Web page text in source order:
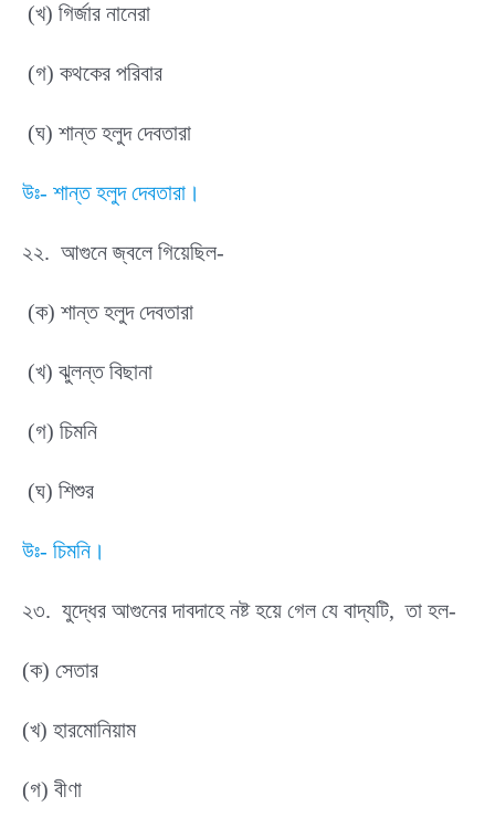
(খ) গির্জার নানেরা
(গ) কথকের পরিবার
(ঘ) শান্ত হলুদ দেবতারা
উঃ- শান্ত হলুদ দেবতারা।
২২. আগুনে জ্বলে গিয়েছিল-
(ক) শান্ত হলুদ দেবতারা
(খ) ঝুলন্ত বিছানা
(গ) চিমনি
(ঘ) শিশুর
উঃ- চিমনি।
২৩. যুদ্ধের আগুনের দাবদাহে নষ্ট হয়ে গেল যে বাদ্যটি, তা হল-
(ক) সেতার
(খ) হারমোনিয়াম
(গ) বীণা